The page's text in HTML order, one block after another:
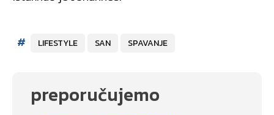
# LIFESTYLE SAN SPAVANJE
preporučujemo